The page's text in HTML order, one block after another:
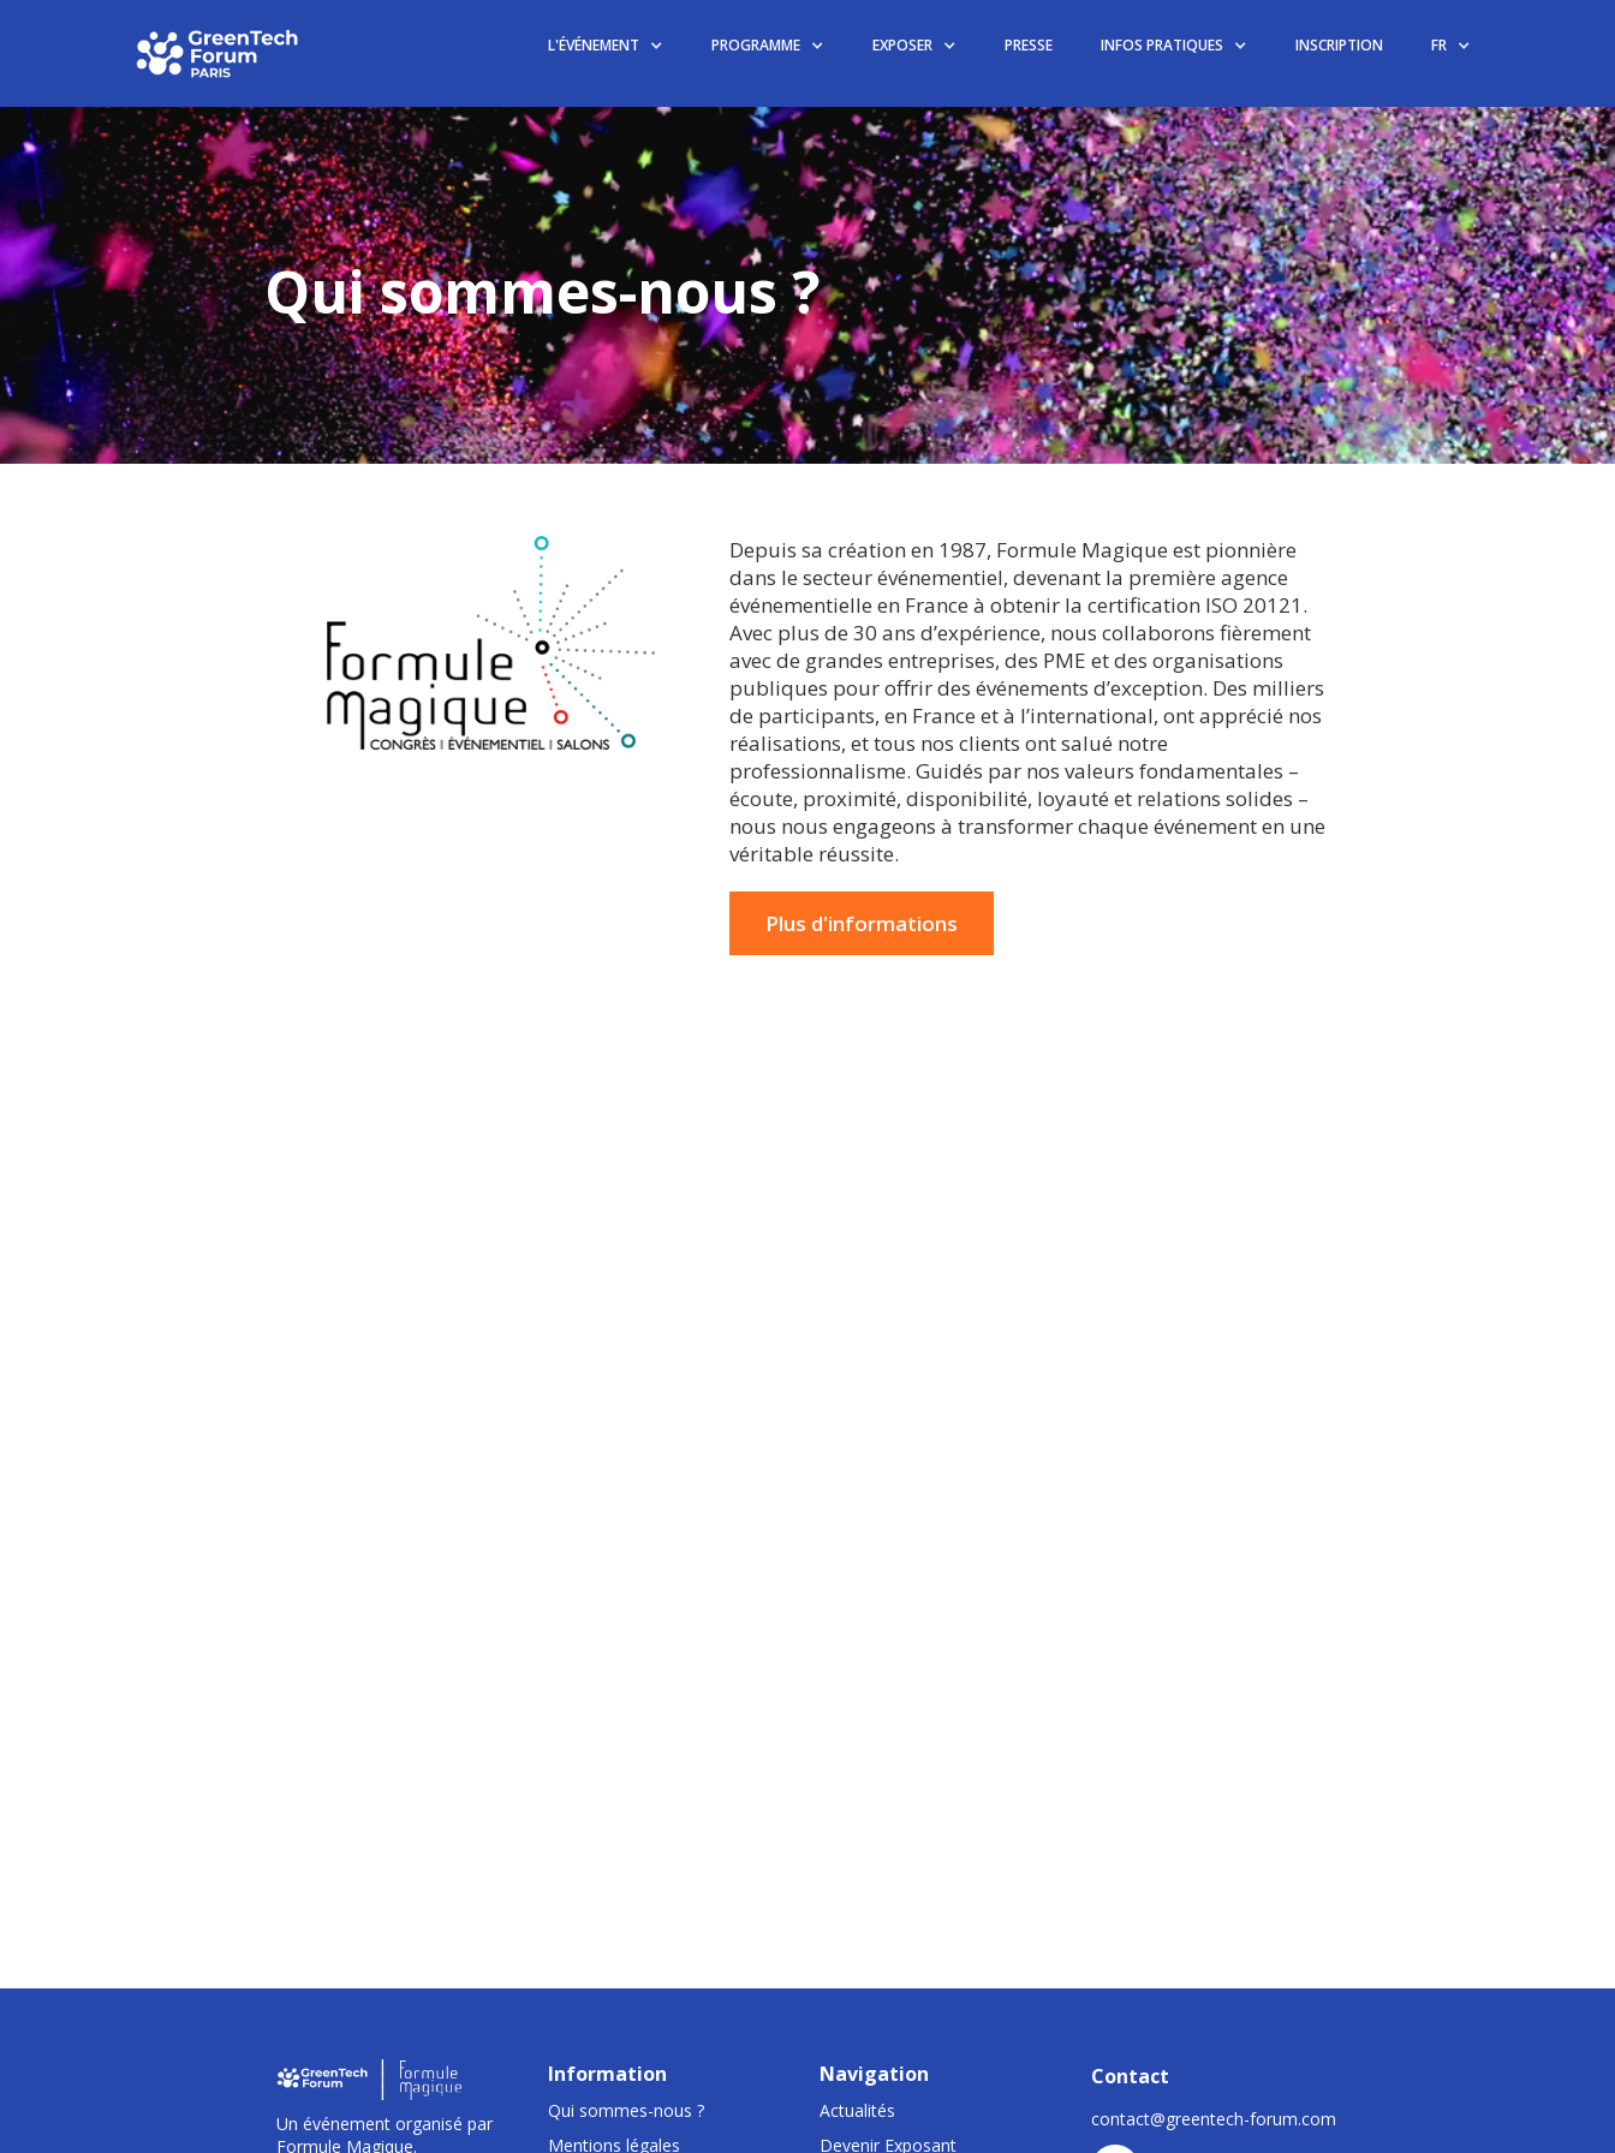
L'ÉVÉNEMENT PROGRAMME EXPOSER PRESSE INFOS PRATIQUES INSCRIPTION FR
Qui sommes-nous ?
Depuis sa création en 1987, Formule Magique est pionnière
dans le secteur événementiel, devenant la première agence
événementielle en France à obtenir la certification ISO 20121.
Avec plus de 30 ans d’expérience, nous collaborons fièrement
avec de grandes entreprises, des PME et des organisations
publiques pour offrir des événements d’exception. Des milliers
de participants, en France et à l’international, ont apprécié nos
réalisations, et tous nos clients ont salué notre
professionnalisme. Guidés par nos valeurs fondamentales –
écoute, proximité, disponibilité, loyauté et relations solides –
nous nous engageons à transformer chaque événement en une
véritable réussite.
Plus d'informations
I
II
Un événement organisé par
Formule Magique.
Information
Qui sommes-nous ?
Mentions légales
Navigation
Actualités
Devenir Exposant
Contact
contact@greentech-forum.com